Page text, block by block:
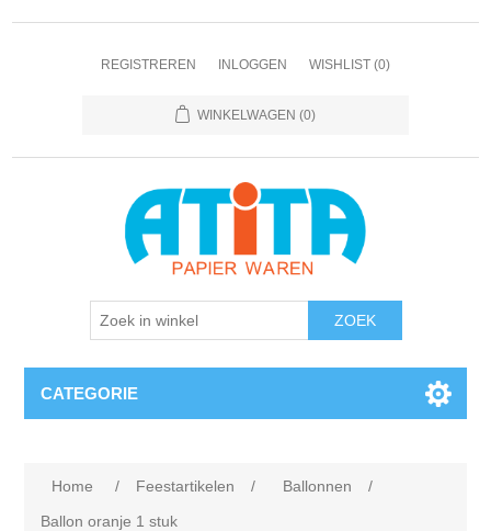
REGISTREREN INLOGGEN WISHLIST (0)
WINKELWAGEN (0)
CATEGORIE
Home / Feestartikelen / Ballonnen
/
Ballon oranje 1 stuk